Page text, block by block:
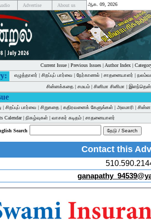
Advertise About us ஆக. 09, 2026
Current Issue| Previous Issues| Author Index|
எழுத்தாளர் | சிறப்புப் பார்வை | நேர்காணல் | சாதனையாளர் |
சின்னக்கதை | சமயம் | சினிமா சினிமா |
| சிறப்புப் பார்வை | சிறுகதை | கதிரவனைக் கேளுங்கள் | அலமாரி |
Calendar| நிகழ்வுகள் | வாசகர் கடிதம் | சாதனையாளர்
Search
Contact this